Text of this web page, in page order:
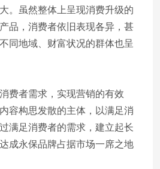
。虽然整体上呈现消费升级的
品，消费者依旧表现各异，甚
同地域、财富状况的群体也呈
费者需求，实现营销的有效
容构思发散的主体，以满足消
满足消费者的需求，建立起长
成永保品牌占据市场一席之地